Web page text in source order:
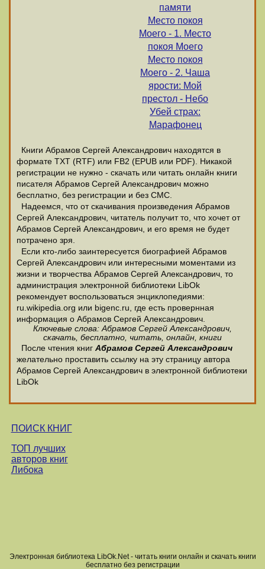
памяти
Место покоя
Моего - 1. Место
покоя Моего
Место покоя
Моего - 2. Чаша
ярости: Мой
престол - Небо
Убей страх:
Марафонец
Книги Абрамов Сергей Александрович находятся в
формате ТХТ (RTF) или FB2 (EPUB или PDF). Никакой
регистрации не нужно - скачать или читать онлайн книги
писателя Абрамов Сергей Александрович можно
бесплатно, без регистрации и без СМС.
Надеемся, что от скачивания произведения Абрамов
Сергей Александрович, читатель получит то, что хочет от
Абрамов Сергей Александрович, и его время не будет
потрачено зря.
Если кто-либо заинтересуется биографией Абрамов
Сергей Александрович или интересными моментами из
жизни и творчества Абрамов Сергей Александрович, то
администрация электронной библиотеки LibOk
рекомендует воспользоваться энциклопедиями:
ru.wikipedia.org или bigenc.ru, где есть провернная
информация о Абрамов Сергей Александрович.
Ключевые слова: Абрамов Сергей Александрович,
скачать, бесплатно, читать, онлайн, книги
После чтения книг Абрамов Сергей Александрович
желательно проставить ссылку на эту страницу автора
Абрамов Сергей Александрович в электронной библиотеки
LibOk
ПОИСК КНИГ
ТОП лучших
авторов книг
Либока
Электронная библиотека LibOk.Net - читать книги онлайн и скачать книги
бесплатно без регистрации